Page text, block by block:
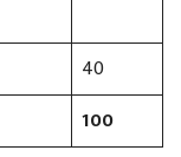
40
100